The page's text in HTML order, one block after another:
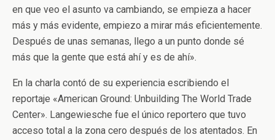
en que veo el asunto va cambiando, se empieza a hacer
más y más evidente, empiezo a mirar más eficientemente.
Después de unas semanas, llego a un punto donde sé
más que la gente que está ahí y es de ahí».
En la charla contó de su experiencia escribiendo el
reportaje «American Ground: Unbuilding The World Trade
Center». Langewiesche fue el único reportero que tuvo
acceso total a la zona cero después de los atentados. En